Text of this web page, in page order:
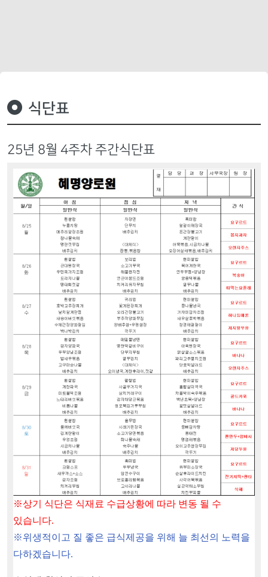
식단표
25년 8월 4주차 주간식단표
※상기 식단은 식재료 수급상황에 따라 변동 될 수
있습니다.
※위생적이고 질 좋은 급식제공을 위해 늘 최선의 노력을
다하겠습니다.